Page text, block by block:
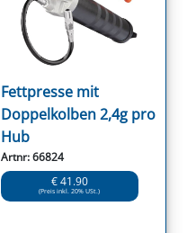
Fettpresse mit
Doppelkolben 2,4g pro
Hub
Artnr: 66824
€ 41.90
(Preis inkl. 20% USt.)